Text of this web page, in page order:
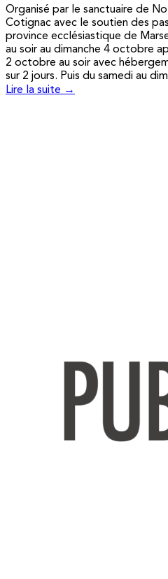
Organisé par le sanctuaire de
Cotignac avec le soutien des
province ecclésiastique de
au soir au dimanche 4 octobre
2 octobre au soir avec
sur 2 jours. Puis du samedi au
Lire la suite →